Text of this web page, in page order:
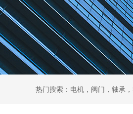
热门搜索：电机，阀门，轴承